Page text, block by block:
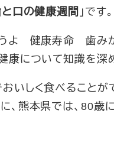
口の健康週間 」です。
よ 健康寿命 歯みが
について知識を深め
しく食べることが
、熊本県では、80